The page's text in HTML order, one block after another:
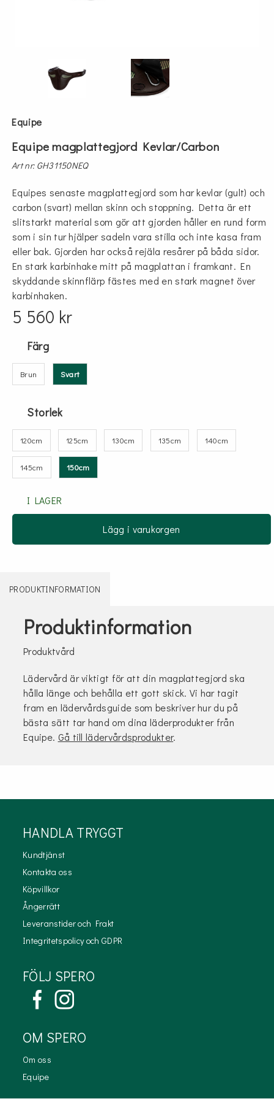
Equipe
Equipe magplattegjord Kevlar/Carbon
Art nr: GH31150NEQ
Equipes senaste magplattegjord som har kevlar (gult) och
carbon (svart) mellan skinn och stoppning. Detta är ett
slitstarkt material som gör att gjorden håller en rund form
som i sin tur hjälper sadeln vara stilla och inte kasa fram
eller bak. Gjorden har också rejäla resårer på båda sidor.
En stark karbinhake mitt på magplattan i framkant. En
skyddande skinnflärp fästes med en stark magnet över
karbinhaken.
5 560 kr
Färg
Brun Svart
Storlek
120cm 125cm 130cm 135cm 140cm
145cm 150cm
I LAGER
Lägg i varukorgen
PRODUKTINFORMATION
Produktinformation
Produktvård
Lädervård är viktigt för att din magplattegjord ska
hålla länge och behålla ett gott skick. Vi har tagit
fram en lädervårdsguide som beskriver hur du på
bästa sätt tar hand om dina läderprodukter från
Equipe. Gå till lädervårdsprodukter.
HANDLA TRYGGT
Kundtjänst
Kontakta oss
Köpvillkor
Ångerrätt
Leveranstider och Frakt
Integritetspolicy och GDPR
FÖLJ SPERO
OM SPERO
Om oss
Equipe